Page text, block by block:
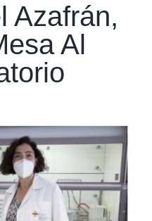
Azafrán,
Al